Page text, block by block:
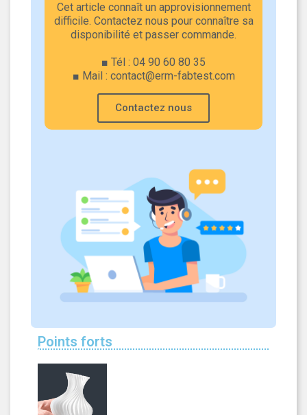
Cet article connaît un approvisionnement
difficile. Contactez nous pour connaître sa
disponibilité et passer commande.
■ Tél : 04 90 60 80 35
■ Mail : contact@erm-fabtest.com
Contactez nous
Points forts